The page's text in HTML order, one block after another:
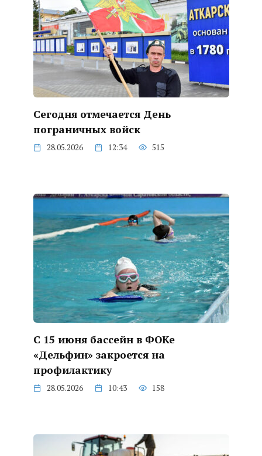
Сегодня отмечается День
пограничных войск
28.05.2026 12:34 515
С 15 июня бассейн в ФОКе
«Дельфин» закроется на
профилактику
28.05.2026 10:43 158